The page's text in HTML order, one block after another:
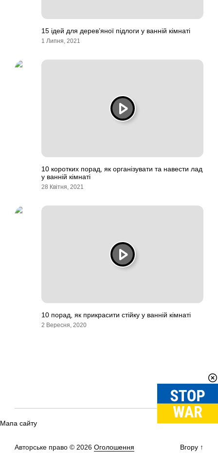
15 ідей для дерев’яної підлоги у ванній кімнаті
1 Липня, 2021
10 коротких порад, як організувати та навести лад
у ванній кімнаті
28 Квітня, 2021
10 порад, як прикрасити стійку у ванній кімнаті
2 Вересня, 2020
Мапа сайту
Авторське право © 2026 Оголошення
Вгору ↑